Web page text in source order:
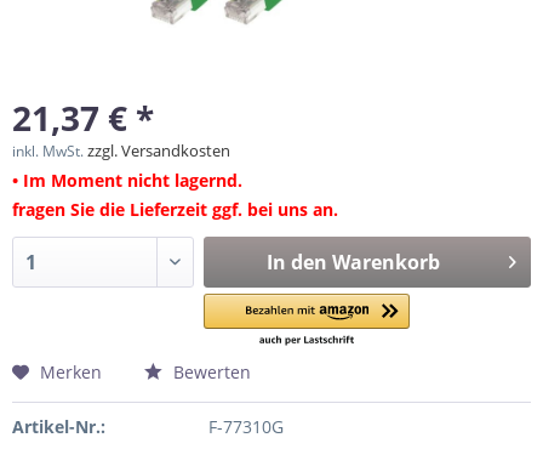
21,37 € *
inkl. MwSt.zzgl. Versandkosten
• Im Moment nicht lagernd.
fragen Sie die Lieferzeit ggf. bei uns an.
In den Warenkorb
Merken Bewerten
Artikel-Nr.: F-77310G